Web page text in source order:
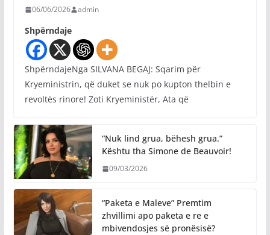
06/06/2026 admin
Shpërndaje
ShpërndajeNga SILVANA BEGAJ: Sqarim për
Kryeministrin, që duket se nuk po kupton thelbin e
revoltës rinore! Zoti Kryeministër, Ata që
“Nuk lind grua, bëhesh grua.”
Kështu tha Simone de Beauvoir!
09/03/2026
“Paketa e Maleve” Premtim
zhvillimi apo paketa e re e
mbivendosjes së pronësisë?